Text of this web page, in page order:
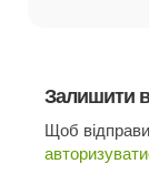
Залишити
Щоб